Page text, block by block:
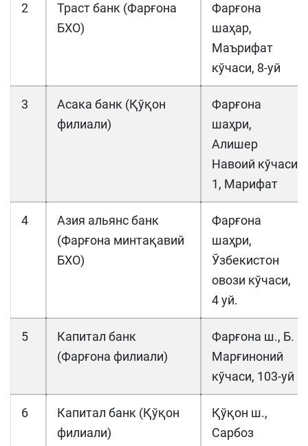
2
Траст банк (Фарғона
БХО)
Фарғона
шаҳар,
Маърифат
кўчаси, 8-уй
3
Асака банк (Қўқон
филиали)
Фарғона
шаҳри,
Алишер
Навоий кўчаси
1, Марифат
4
Азия альянс банк
(Фарғона минтақавий
БХО)
Фарғона
шаҳри,
Ўзбекистон
овози кўчаси,
4 уй.
5
Капитал банк
(Фарғона филиали)
Фарғона ш., Б.
Марғиноний
кўчаси, 103-уй
6
Капитал банк (Қўқон
филиали)
Қўқон ш.,
Сарбоз